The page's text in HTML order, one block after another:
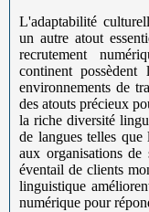
L'adaptabilité
un autre atout
recrutement
continent
environnements de
des atouts précieux
la riche diversité
de langues telles
aux organisations de
éventail de clients
linguistique
numérique pour